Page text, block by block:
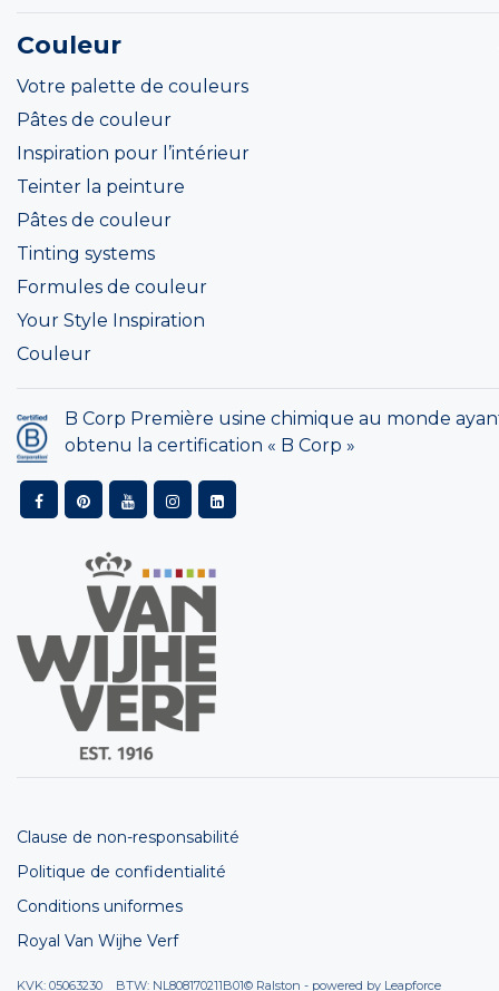
Couleur
Votre palette de couleurs
Pâtes de couleur
Inspiration pour l’intérieur
Teinter la peinture
Pâtes de couleur
Tinting systems
Formules de couleur
Your Style Inspiration
Couleur
B Corp Première usine chimique au monde
obtenu la certification « B Corp »
Clause de non-responsabilité
Politique de confidentialité
Conditions uniformes
Royal Van Wijhe Verf
KVK: 05063230 BTW: NL808170211B01© Ralston - powered by Leapforce